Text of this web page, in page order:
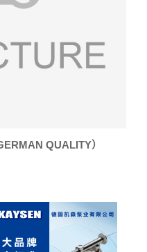
QUALITY）